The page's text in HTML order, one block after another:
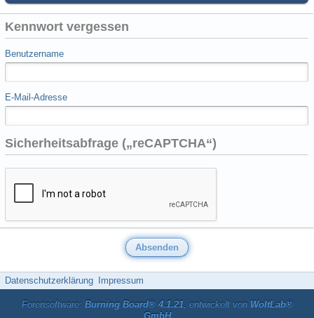
Kennwort vergessen
Benutzername
E-Mail-Adresse
Sicherheitsabfrage („reCAPTCHA“)
Datenschutzerklärung Impressum
Forensoftware: Burning Board® 4.1.21, entwickelt von WoltLab®
GmbH